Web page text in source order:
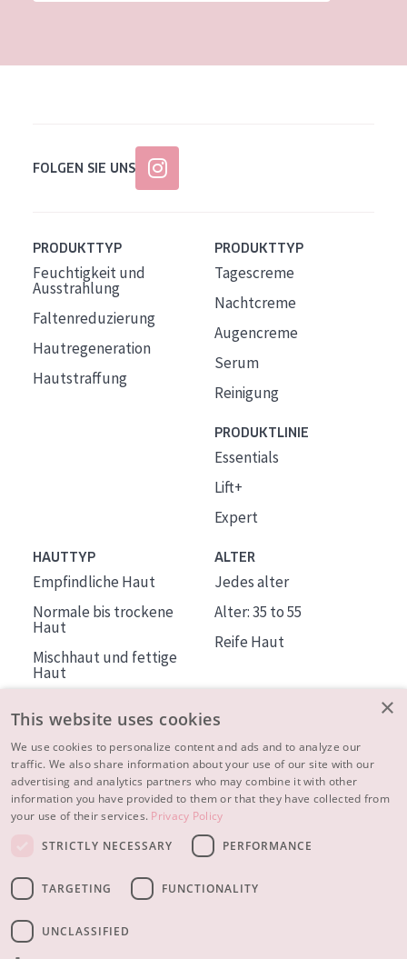
FOLGEN SIE UNS
PRODUKTTYP
Feuchtigkeit und
Ausstrahlung
Faltenreduzierung
Hautregeneration
Hautstraffung
PRODUKTTYP
Tagescreme
Nachtcreme
Augencreme
Serum
Reinigung
PRODUKTLINIE
Essentials
Lift+
Expert
HAUTTYP
Empfindliche Haut
Normale bis trockene
Haut
Mischhaut und fettige
Haut
Haut
ALTER
Jedes alter
Alter: 35 to 55
Reife Haut
ÜBER DIADERMINE
Mehr über uns
Inspiration
×
This website uses cookies
We use cookies to personalize content and ads and to analyze our
traffic. We also share information about your use of our site with our
advertising and analytics partners who may combine it with other
information you have provided to them or that they have collected from
your use of their services. Privacy Policy
STRICTLY NECESSARY
PERFORMANCE
TARGETING FUNCTIONALITY
UNCLASSIFIED